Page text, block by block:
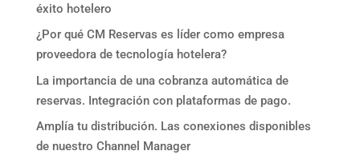
éxito hotelero
¿Por qué CM Reservas es líder como empresa
proveedora de tecnología hotelera?
La importancia de una cobranza automática de
reservas. Integración con plataformas de pago.
Amplía tu distribución. Las conexiones disponibles
de nuestro Channel Manager